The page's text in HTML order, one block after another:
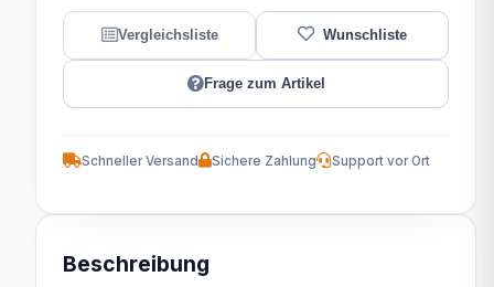
Frage zum Artikel
Schneller Versand Sichere Zahlung Support vor Ort
Beschreibung